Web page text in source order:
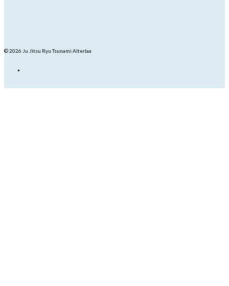
© 2026 Ju Jitsu Ryu Tsunami Alterlaa